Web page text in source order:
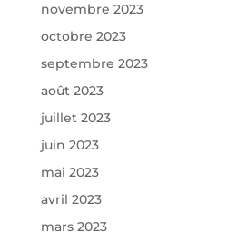
novembre 2023
octobre 2023
septembre 2023
août 2023
juillet 2023
juin 2023
mai 2023
avril 2023
mars 2023